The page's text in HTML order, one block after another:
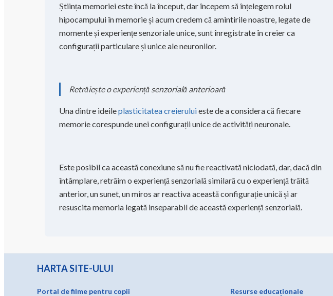
Știința memoriei este încă la început, dar începem să înțelegem rolul
hipocampului în memorie și acum credem că amintirile noastre, legate de
momente și experiențe senzoriale unice, sunt înregistrate în creier ca
configurații particulare și unice ale neuronilor.
Retrăiește o experiență senzorială anterioară
Una dintre ideileplasticitatea creieruluieste de a considera că fiecare
memorie corespunde unei configurații unice de activități neuronale.
Este posibil ca această conexiune să nu fie reactivată niciodată, dar, dacă din
întâmplare, retrăim o experiență senzorială similară cu o experiență trăită
anterior, un sunet, un miros ar reactiva această configurație unică și ar
resuscita memoria legată inseparabil de această experiență senzorială.
HARTA SITE-ULUI
Portal de filme pentru copii Resurse educaționale